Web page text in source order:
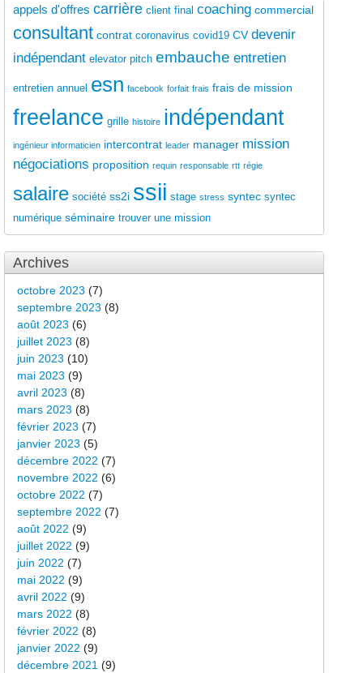
appels d'offres carrière client final coaching commercial
consultant contrat coronavirus covid19 CV devenir
indépendant elevator pitch embauche entretien
entretien annuel esn facebook forfait frais frais de mission
freelance grille histoire indépendant
ingénieur informaticien intercontrat leader manager mission
négociations proposition requin responsable rtt régie
salaire société ss2i ssii stage stress syntec syntec
numérique séminaire trouver une mission
Archives
octobre 2023 (7)
septembre 2023 (8)
août 2023 (6)
juillet 2023 (8)
juin 2023 (10)
mai 2023 (9)
avril 2023 (8)
mars 2023 (8)
février 2023 (7)
janvier 2023 (5)
décembre 2022 (7)
novembre 2022 (6)
octobre 2022 (7)
septembre 2022 (7)
août 2022 (9)
juillet 2022 (9)
juin 2022 (7)
mai 2022 (9)
avril 2022 (9)
mars 2022 (8)
février 2022 (8)
janvier 2022 (9)
décembre 2021 (9)